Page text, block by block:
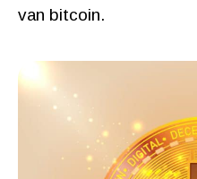
van bitcoin.